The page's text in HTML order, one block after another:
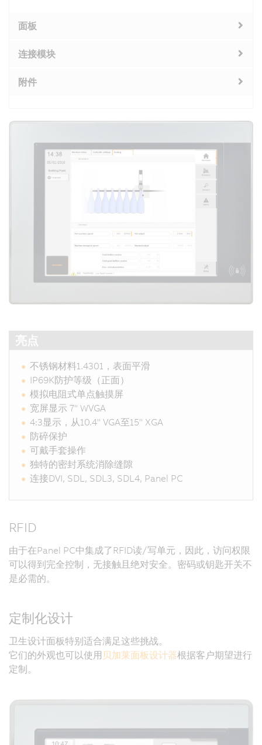
面板
连接模块
附件
亮点
不锈钢材料1.4301，表面平滑
IP69K防护等级（正面）
模拟电阻式单点触摸屏
宽屏显示 7" WVGA
4:3显示，从10.4" VGA至15" XGA
防碎保护
可戴手套操作
独特的密封系统消除缝隙
连接DVI, SDL, SDL3, SDL4, Panel PC
RFID
由于在Panel PC中集成了RFID读/写单元，因此，访问权限
可以得到完全控制，无接触且绝对安全。密码或钥匙开关不
是必需的。
定制化设计
卫生设计面板特别适合满足这些挑战。
它们的外观也可以使用 贝加莱面板设计器根据客户期望进行
定制。